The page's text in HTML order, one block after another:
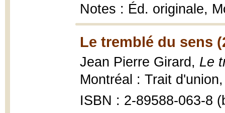
Notes : Éd. originale,
Le tremblé du sens
Jean Pierre Girard, Le
Montréal : Trait
ISBN : 2-89588-063-8